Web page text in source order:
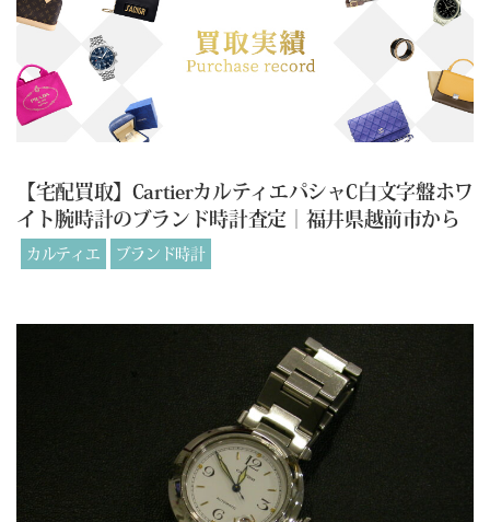
【宅配買取】CartierカルティエパシャC白文字盤ホワ
イト腕時計のブランド時計査定｜福井県越前市から
カルティエ ブランド時計